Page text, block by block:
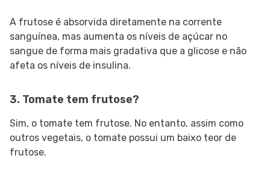
A frutose é absorvida diretamente na corrente
sanguínea, mas aumenta os níveis de açúcar no
sangue de forma mais gradativa que a glicose e não
afeta os níveis de insulina.
3. Tomate tem frutose?
Sim, o tomate tem frutose. No entanto, assim como
outros vegetais, o tomate possui um baixo teor de
frutose.